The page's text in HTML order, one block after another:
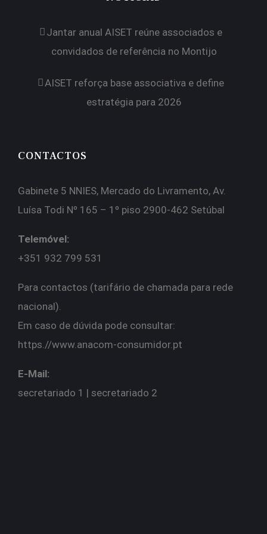
Jantar anual AISET reúne associados e
convidados de referência no Montijo
AISET reforça base associativa e define
estratégia para 2026
CONTACTOS
Gabinete 5 NNIES, Mercado do Livramento, Av.
Luísa Todi Nº 165 – 1º piso 2900-462 Setúbal
Telemóvel:
+351 932 799 531
Para contactos (tarifário de chamada para rede
nacional).
Em caso de dúvida pode consultar:
https.//www.anacom-consumidor.pt
E-Mail:
secretariado 1 | secretariado 2